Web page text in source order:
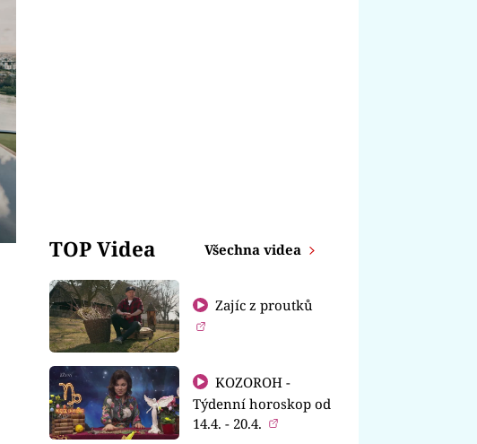
TOP Videa Všechna videa
Zajíc z proutků
KOZOROH -
Týdenní horoskop od
14.4. - 20.4.